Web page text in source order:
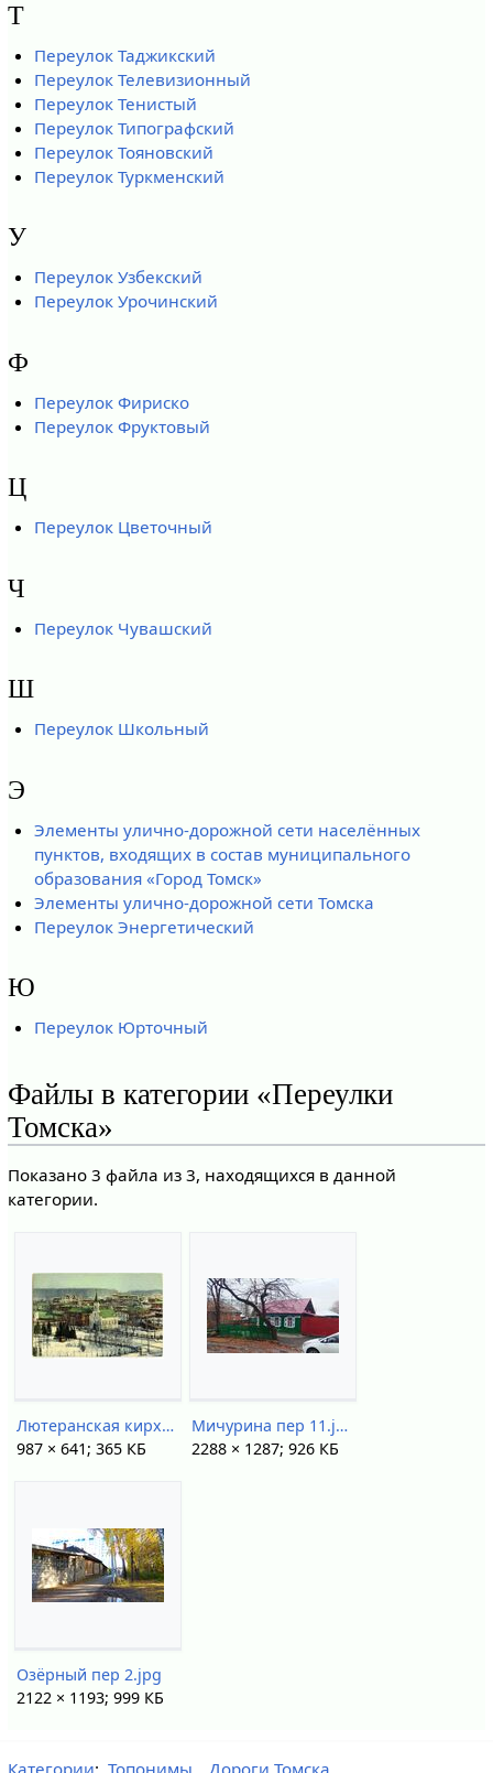
Т
Переулок Таджикский
Переулок Телевизионный
Переулок Тенистый
Переулок Типографский
Переулок Тояновский
Переулок Туркменский
У
Переулок Узбекский
Переулок Урочинский
Ф
Переулок Фириско
Переулок Фруктовый
Ц
Переулок Цветочный
Ч
Переулок Чувашский
Ш
Переулок Школьный
Э
Элементы улично-дорожной сети населённых
пунктов, входящих в состав муниципального
образования «Город Томск»
Элементы улично-дорожной сети Томска
Переулок Энергетический
Ю
Переулок Юрточный
Файлы в категории «Переулки
Томска»
Показано 3 файла из 3, находящихся в данной
категории.
Лютеранская кирха 1903.jpg
987 × 641; 365 КБ
Мичурина пер 11.jpg
2288 × 1287; 926 КБ
Озёрный пер 2.jpg
2122 × 1193; 999 КБ